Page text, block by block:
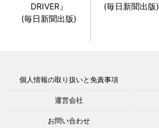
DRIVER』
(毎日新聞出版)
(毎日新聞出版)
個人情報の取り扱いと免責事項
運営会社
お問い合わせ